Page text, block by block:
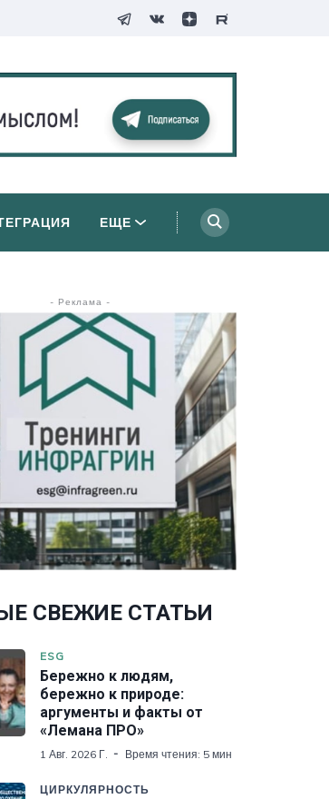
ЕЩЕ
- Реклама -
СВЕЖИЕ СТАТЬИ
ESG
Бережно к людям,
бережно к природе:
аргументы и факты от
«Лемана ПРО»
1 Авг. 2026 Г. Время чтения: 5 мин
ЦИРКУЛЯРНОСТЬ